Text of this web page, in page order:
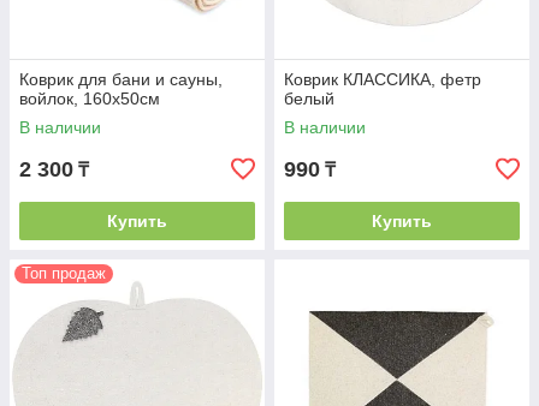
Коврик для бани и сауны,
войлок, 160х50см
В наличии
2 300 ₸
Купить
Коврик КЛАССИКА, фетр
белый
В наличии
990 ₸
Купить
Топ продаж